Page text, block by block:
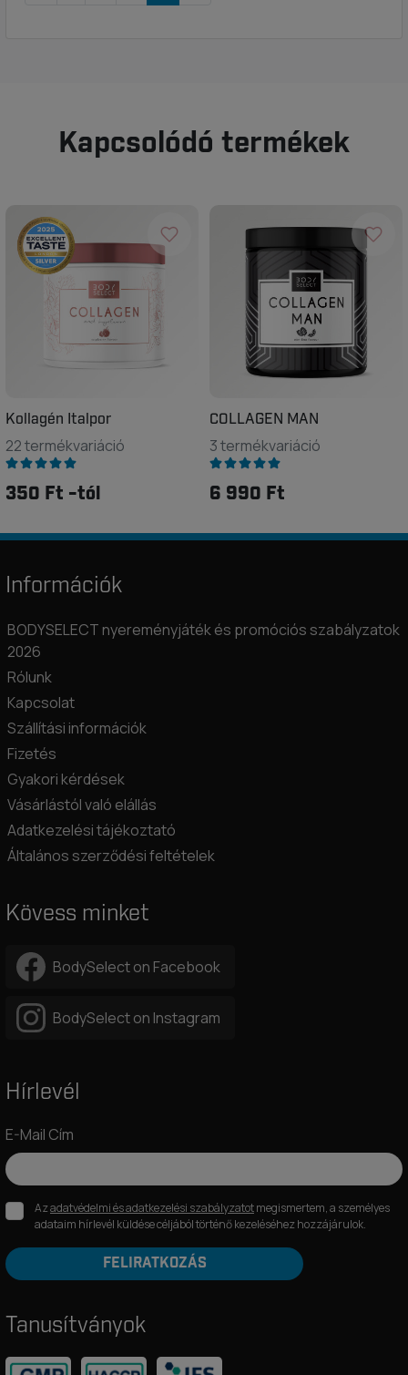
Kapcsolódó termékek
Kollagén Italpor
22 termékvariáció
350 Ft -tól
COLLAGEN MAN
3 termékvariáció
6 990 Ft
Információk
BODYSELECT nyereményjáték és promóciós szabályzatok
2026
Rólunk
Kapcsolat
Szállítási információk
Fizetés
Gyakori kérdések
Vásárlástól való elállás
Adatkezelési tájékoztató
Általános szerződési feltételek
Kövess minket
BodySelect on Facebook
BodySelect on Instagram
Hírlevél
E-Mail Cím
Azadatvédelmi és adatkezelési szabályzatotmegismertem, a személyes
adataim hírlevél küldése céljából történő kezeléséhez hozzájárulok.
FELIRATKOZÁS
Tanusítványok